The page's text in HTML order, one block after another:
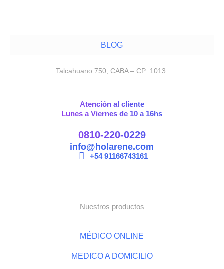
BLOG
Talcahuano 750, CABA – CP: 1013
Atención al cliente
Lunes a Viernes de 10 a 16hs
0810-220-0229
info@holarene.com
+54 91166743161
Nuestros productos
MÉDICO ONLINE
MEDICO A DOMICILIO